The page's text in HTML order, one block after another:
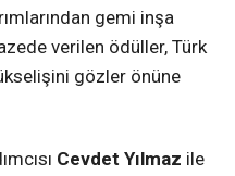
gemi inşa
verilen ödüller, Türk
gözler önüne
Cevdet Yılmaz ile